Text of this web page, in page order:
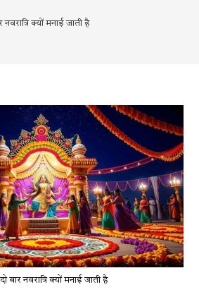
नवरात्रि क्यों मनाई जाती है
बार नवरात्रि क्यों मनाई जाती है